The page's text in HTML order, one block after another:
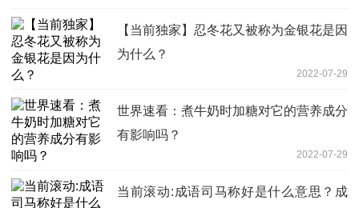
【当前独家】忍冬花又被称为金银花是因
为什么？
2022-07-29
世界速看：煮牛奶时加糖对它的营养成分
有影响吗？
2022-07-29
当前滚动:成语司马称好是什么意思？成